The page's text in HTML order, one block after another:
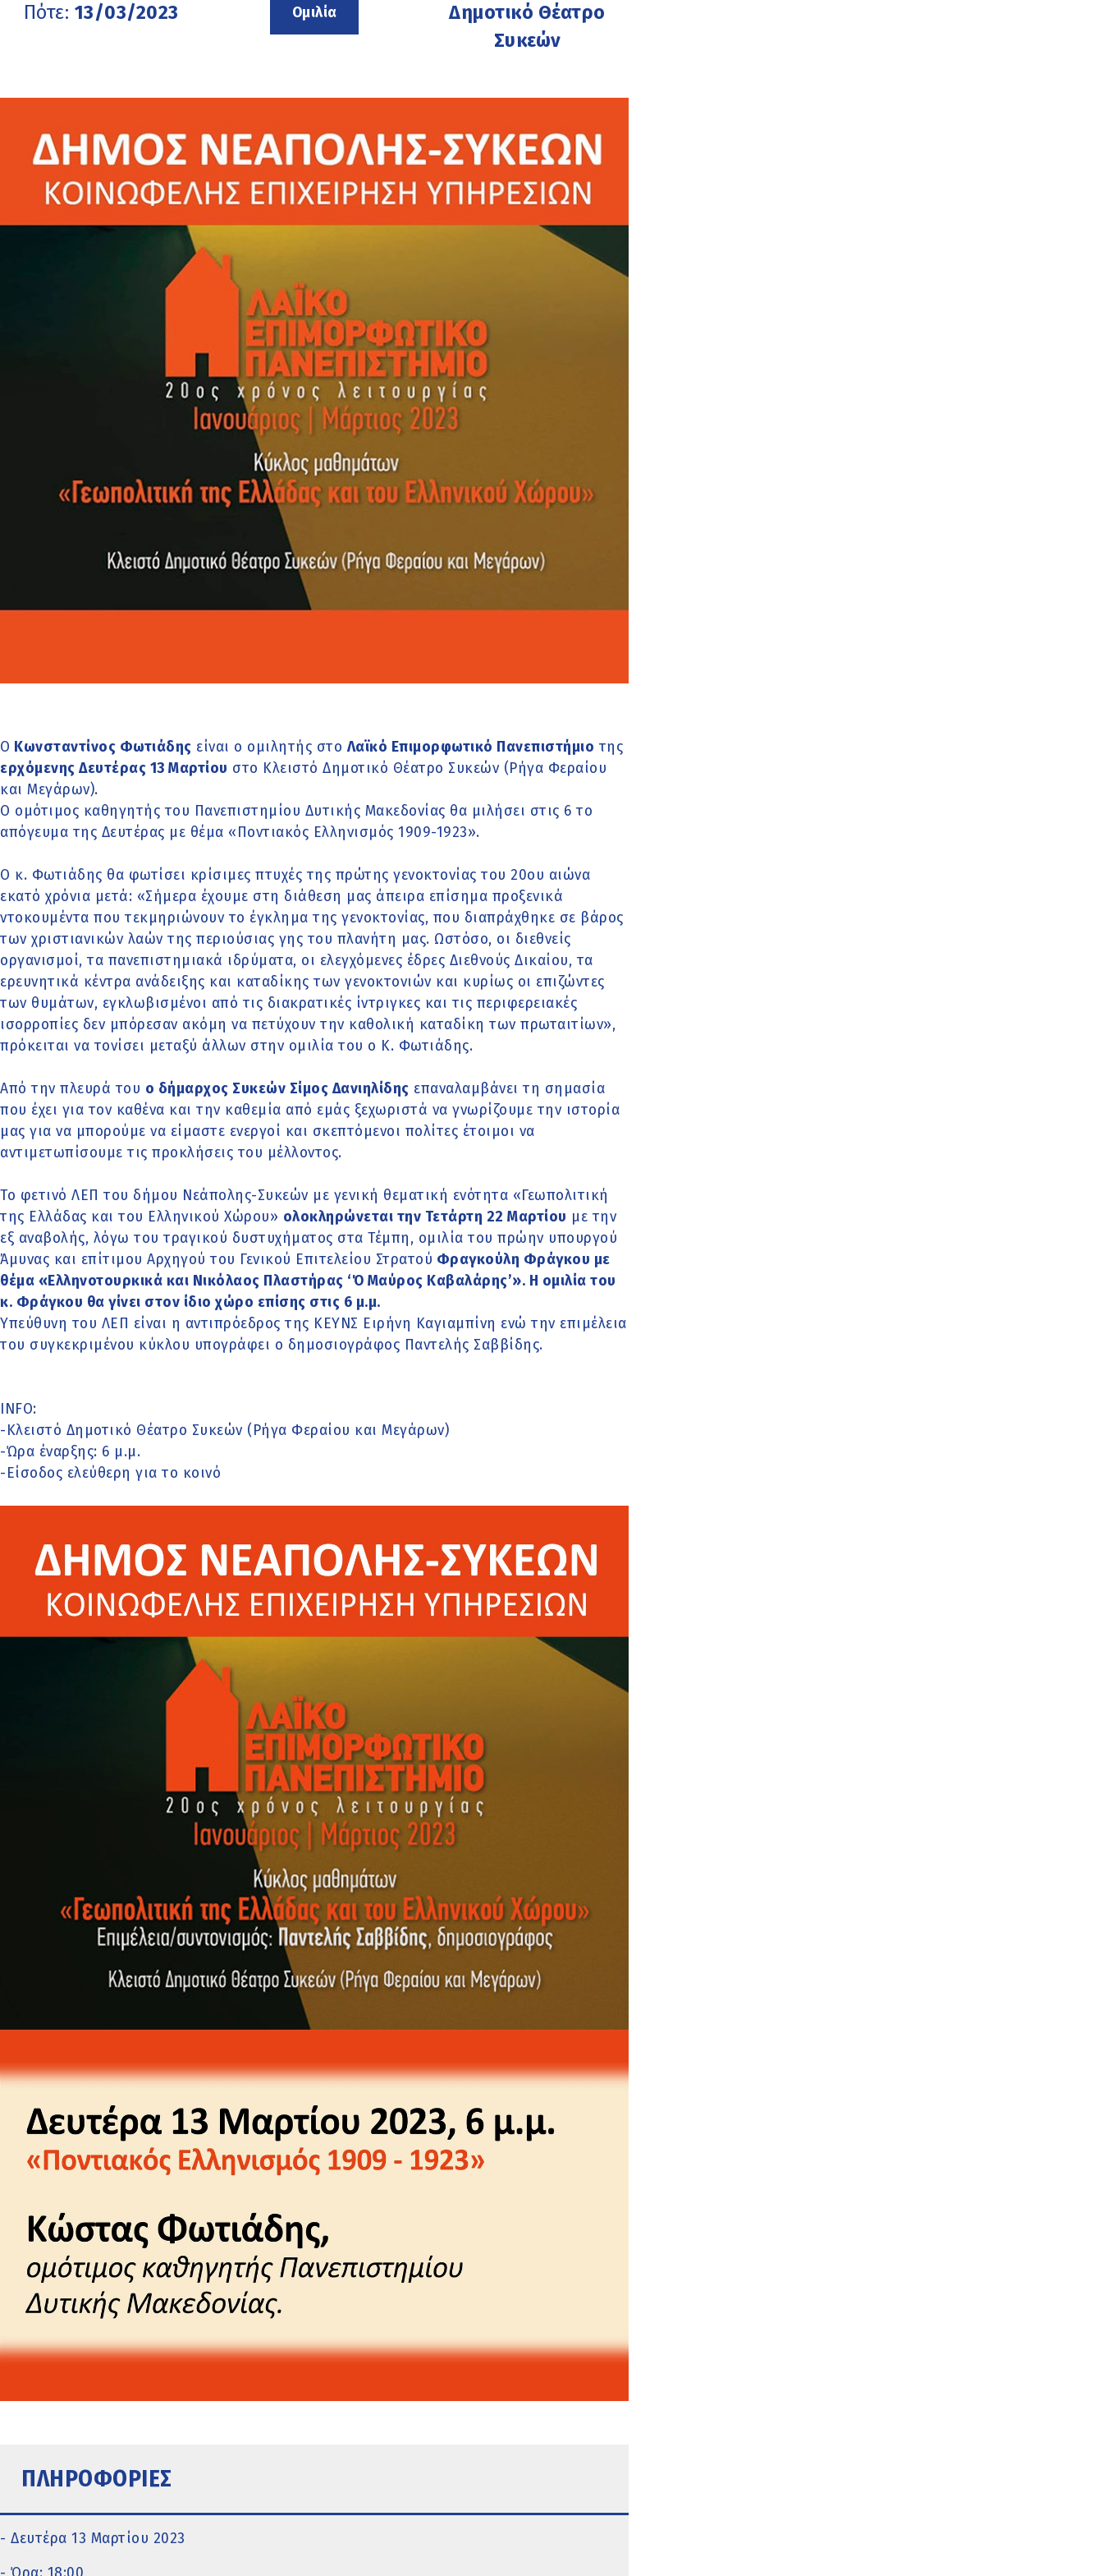
Πότε: 13/03/2023 Ομιλία
Δημοτικό Θέατρο
Συκεών
O Κωνσταντίνος Φωτιάδης είναι ο ομιλητής στο Λαϊκό Επιμορφωτικό Πανεπιστήμιο της
ερχόμενης Δευτέρας 13 Μαρτίου στο Κλειστό Δημοτικό Θέατρο Συκεών (Ρήγα Φεραίου
και Μεγάρων).
Ο ομότιμος καθηγητής του Πανεπιστημίου Δυτικής Μακεδονίας θα μιλήσει στις 6 το
απόγευμα της Δευτέρας με θέμα «Ποντιακός Ελληνισμός 1909-1923».
Ο κ. Φωτιάδης θα φωτίσει κρίσιμες πτυχές της πρώτης γενοκτονίας του 20ου αιώνα
εκατό χρόνια μετά: «Σήμερα έχουμε στη διάθεση μας άπειρα επίσημα προξενικά
ντοκουμέντα που τεκμηριώνουν το έγκλημα της γενοκτονίας, που διαπράχθηκε σε βάρος
των χριστιανικών λαών της περιούσιας γης του πλανήτη μας. Ωστόσο, οι διεθνείς
οργανισμοί, τα πανεπιστημιακά ιδρύματα, οι ελεγχόμενες έδρες Διεθνούς Δικαίου, τα
ερευνητικά κέντρα ανάδειξης και καταδίκης των γενοκτονιών και κυρίως οι επιζώντες
των θυμάτων, εγκλωβισμένοι από τις διακρατικές ίντριγκες και τις περιφερειακές
ισορροπίες δεν μπόρεσαν ακόμη να πετύχουν την καθολική καταδίκη των πρωταιτίων»,
πρόκειται να τονίσει μεταξύ άλλων στην ομιλία του ο Κ. Φωτιάδης.
Από την πλευρά του ο δήμαρχος Συκεών Σίμος Δανιηλίδης επαναλαμβάνει τη σημασία
που έχει για τον καθένα και την καθεμία από εμάς ξεχωριστά να γνωρίζουμε την ιστορία
μας για να μπορούμε να είμαστε ενεργοί και σκεπτόμενοι πολίτες έτοιμοι να
αντιμετωπίσουμε τις προκλήσεις του μέλλοντος.
Το φετινό ΛΕΠ του δήμου Νεάπολης-Συκεών με γενική θεματική ενότητα «Γεωπολιτική
της Ελλάδας και του Ελληνικού Χώρου» ολοκληρώνεται την Τετάρτη 22 Μαρτίου με την
εξ αναβολής, λόγω του τραγικού δυστυχήματος στα Τέμπη, ομιλία του πρώην υπουργού
Άμυνας και επίτιμου Αρχηγού του Γενικού Επιτελείου Στρατού Φραγκούλη Φράγκου με
θέμα «Ελληνοτουρκικά και Νικόλαος Πλαστήρας ‘Ό Μαύρος Καβαλάρης’». Η ομιλία του
κ. Φράγκου θα γίνει στον ίδιο χώρο επίσης στις 6 μ.μ.
Υπεύθυνη του ΛΕΠ είναι η αντιπρόεδρος της ΚΕΥΝΣ Ειρήνη Καγιαμπίνη ενώ την επιμέλεια
του συγκεκριμένου κύκλου υπογράφει ο δημοσιογράφος Παντελής Σαββίδης.
INFO:
-Κλειστό Δημοτικό Θέατρο Συκεών (Ρήγα Φεραίου και Μεγάρων)
-Ώρα έναρξης: 6 μ.μ.
-Είσοδος ελεύθερη για το κοινό
ΠΛΗΡΟΦΟΡΙΕΣ
- Δευτέρα 13 Μαρτίου 2023